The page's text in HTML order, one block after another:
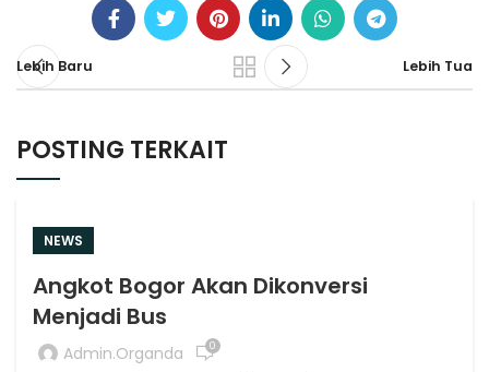
Lebih Baru Lebih Tua
POSTING TERKAIT
NEWS
Angkot Bogor Akan Dikonversi
Menjadi Bus
Admin.organda 0